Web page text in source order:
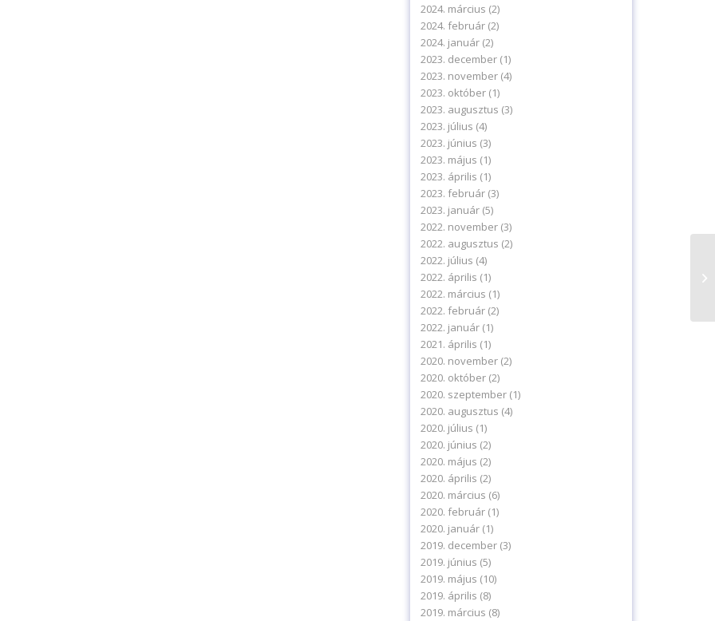
2024. március (2)
2024. február(2)
2024. január(2)
2023. december(1)
2023. november(4)
2023. október(1)
2023. augusztus (3)
2023. július (4)
2023. június (3)
2023. május (1)
2023. április (1)
2023. február(3)
2023. január(5)
2022. november(3)
2022. augusztus (2)
2022. július (4)
2022. április (1)
2022. március (1)
2022. február(2)
2022. január(1)
2021. április (1)
2020. november(2)
2020. október(2)
2020. szeptember(1)
2020. augusztus (4)
2020. július (1)
2020. június (2)
2020. május (2)
2020. április (2)
2020. március (6)
2020. február(1)
2020. január(1)
2019. december(3)
2019. június (5)
2019. május (10)
2019. április (8)
2019. március (8)
Iratkozzon fel hírlevelünkre!
A feliratkozással elfogadja az adatvédelmi tájékoztatónkat.